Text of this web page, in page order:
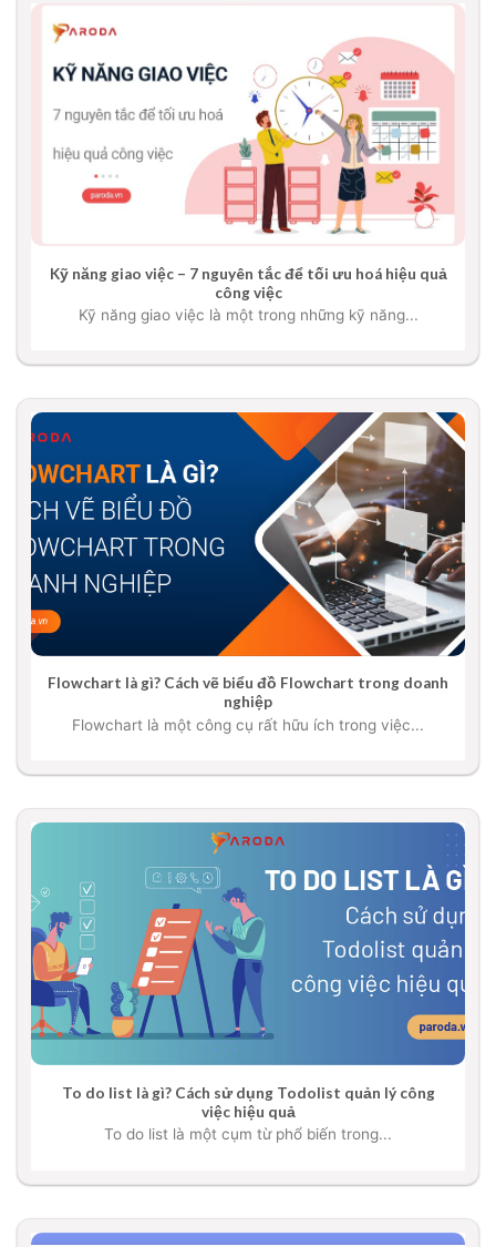
Kỹ năng giao việc – 7 nguyên tắc để tối ưu hoá hiệu quả
công việc
Kỹ năng giao việc là một trong những kỹ năng...
Flowchart là gì? Cách vẽ biểu đồ Flowchart trong doanh
nghiệp
Flowchart là một công cụ rất hữu ích trong việc...
To do list là gì? Cách sử dụng Todolist quản lý công
việc hiệu quả
To do list là một cụm từ phổ biến trong...